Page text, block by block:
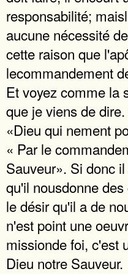
responsabilité;
aucune nécessité
cette raison que
lecommandement
Et voyez comme la
que je viens de
«Dieu qui nement
« Par le
Sauveur». Si donc
qu'il nousdonne
le désir qu'il a de
n'est point une
missionde foi, c'est
Dieu notre Sauveur.